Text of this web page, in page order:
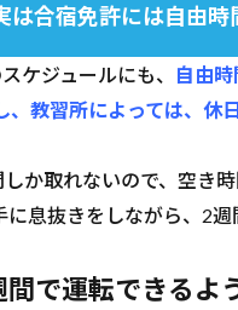
は合宿免許には自由時
ケジュールにも、
自由時
教習所によっては、休
か取れないので、空き時
息抜きをしながら、2週
で運転できるよ